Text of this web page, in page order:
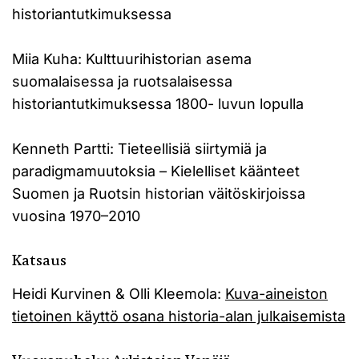
historiantutkimuksessa
Miia Kuha: Kulttuurihistorian asema
suomalaisessa ja ruotsalaisessa
historiantutkimuksessa 1800- luvun lopulla
Kenneth Partti: Tieteellisiä siirtymiä ja
paradigmamuutoksia – Kielelliset käänteet
Suomen ja Ruotsin historian väitöskirjoissa
vuosina 1970–2010
Katsaus
Heidi Kurvinen & Olli Kleemola: Kuva-aineiston
tietoinen käyttö osana historia-alan julkaisemista